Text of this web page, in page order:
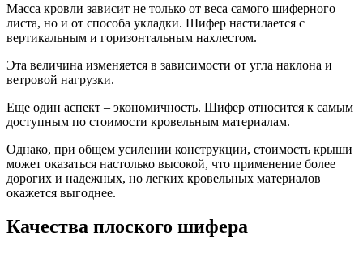
Масса кровли зависит не только от веса самого шиферного
листа, но и от способа укладки. Шифер настилается с
вертикальным и горизонтальным нахлестом.
Эта величина изменяется в зависимости от угла наклона и
ветровой нагрузки.
Еще один аспект – экономичность. Шифер относится к самым
доступным по стоимости кровельным материалам.
Однако, при общем усилении конструкции, стоимость крыши
может оказаться настолько высокой, что применение более
дорогих и надежных, но легких кровельных материалов
окажется выгоднее.
Качества плоского шифера